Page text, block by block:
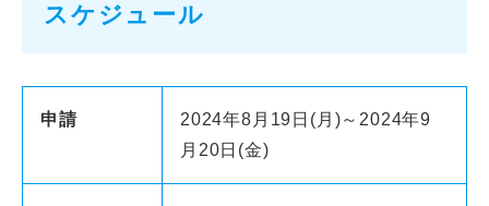
スケジュール
申請
2024年8月19日(月)～2024年9
月20日(金)